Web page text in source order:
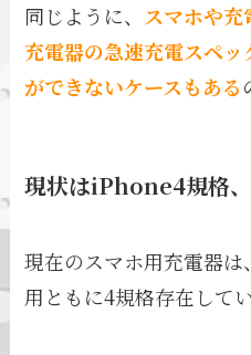
同じように、 スマホや充
充電器の急速充電スペ
ができないケースもある
現状はiPhone4規格
現在のスマホ用充電器
用ともに4規格存在してい